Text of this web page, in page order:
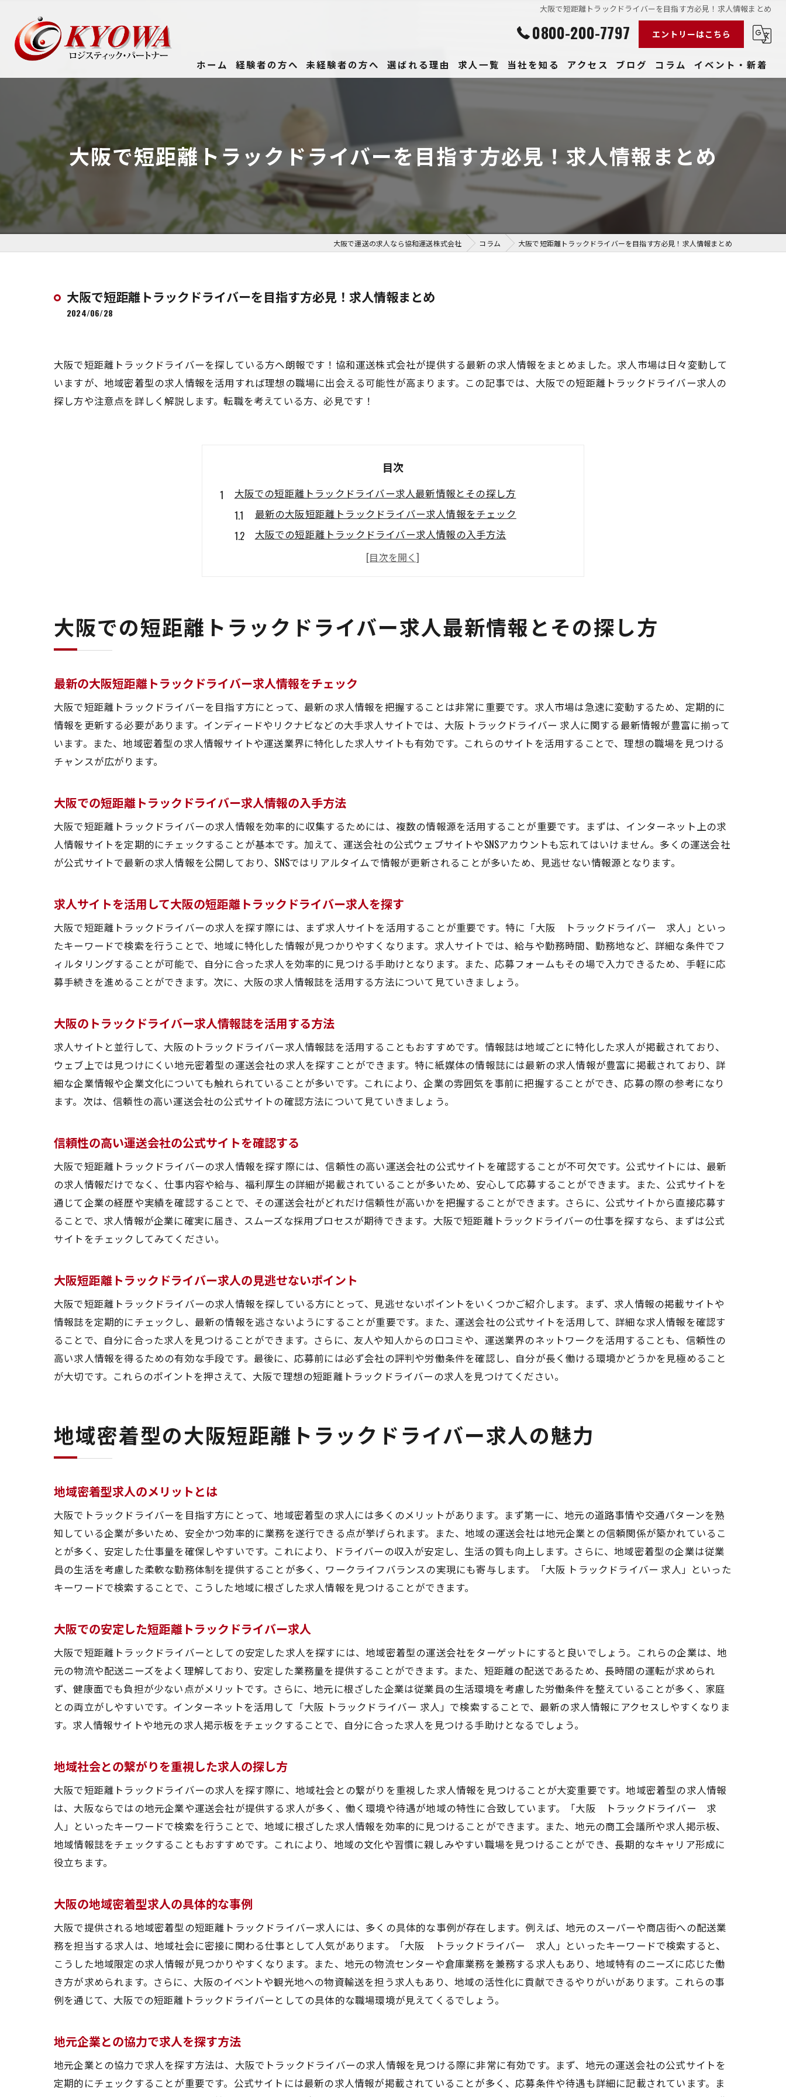
大阪で短距離トラックドライバーを目指す方必見！求人情報まとめ
0800-200-7797 エントリーはこちら
ホーム 経験者の方へ 未経験者の方へ 選ばれる理由 求人一覧 当社を知る
高収入
アクセス ブログ コラム イベント・新着
大阪で短距離トラックドライバーを目指す方必見！求人情報まとめ
大阪で運送の求人なら協和運送株式会社 コラム 大阪で短距離トラックドライバーを目指す方必見！求人情報まとめ
大阪で短距離トラックドライバーを目指す方必見！求人情報まとめ
2024/06/28
大阪で短距離トラックドライバーを探している方へ朗報です！協和運送株式会社が提供する最新の求人情報をまとめました。求人市場は日々変動して
いますが、地域密着型の求人情報を活用すれば理想の職場に出会える可能性が高まります。この記事では、大阪での短距離トラックドライバー求人の
探し方や注意点を詳しく解説します。転職を考えている方、必見です！
目次
大阪での短距離トラックドライバー求人最新情報とその探し方
最新の大阪短距離トラックドライバー求人情報をチェック
大阪での短距離トラックドライバー求人情報の入手方法
求人サイトを活用して大阪の短距離トラックドライバー求人を探す
大阪短距離トラックドライバー求人の見逃せないポイント
地域密着型の大阪短距離トラックドライバー求人の魅力
大阪での安定した短距離トラックドライバー求人
大阪の地域密着型求人の具体的な事例
地元企業との協力で求人を探す方法
効率的な求人情報の探し方
大阪の運送会社とのネットワークを活用する
インターネット上の口コミやレビューを参考にする
求人募集期間のタイミングを見逃さない方法
大阪短距離トラックドライバー求人での面接対策
大阪の短距離トラックドライバー求人市場の現状と今後の展望
現在の大阪短距離トラックドライバー求人動向
大阪における求人市場の変化
今後の短距離トラックドライバー求人市場の予測
求人市場の変化に対応するための準備
短距離トラックドライバー求人の将来性
大阪で短距離トラックドライバーになるための求人探しのポイント
自分に合った求人を見つけるための基本
大阪短距離トラックドライバー求人の応募方法
希望条件を明確にするための方法
大阪の求人市場での競争力を高めるポイント
自分に合った運送会社を見つけるコツ
最新の大阪短距離トラックドライバー求人情報をチェックしよう
最新の求人情報を見逃さない方法
求人サイトの最新情報を活用する
新しい求人情報を定期的にチェックするコツ
求人情報のアップデートを見逃さないために
大阪で短距離トラックドライバー求人を探す際の注意点
求人情報の信頼性を見極める方法
面接時に注意すべき点
理想の職場を見つけるためのステップ
大阪での短距離トラックドライバー求人の活用方法
自分に合った求人を見つけるための具体的な方法
面接で自分をアピールするためのポイント
大阪での短距離トラックドライバー求人最新情報とその探し方
最新の大阪短距離トラックドライバー求人情報をチェック
大阪で短距離トラックドライバーを目指す方にとって、最新の求人情報を把握することは非常に重要です。求人市場は急速に変動するため、定期的に
情報を更新する必要があります。インディードやリクナビなどの大手求人サイトでは、大阪 トラックドライバー 求人に関する最新情報が豊富に揃って
います。また、地域密着型の求人情報サイトや運送業界に特化した求人サイトも有効です。これらのサイトを活用することで、理想の職場を見つける
チャンスが広がります。
大阪での短距離トラックドライバー求人情報の入手方法
大阪で短距離トラックドライバーの求人情報を効率的に収集するためには、複数の情報源を活用することが重要です。まずは、インターネット上の求
人情報サイトを定期的にチェックすることが基本です。加えて、運送会社の公式ウェブサイトやSNSアカウントも忘れてはいけません。多くの運送会社
が公式サイトで最新の求人情報を公開しており、SNSではリアルタイムで情報が更新されることが多いため、見逃せない情報源となります。
求人サイトを活用して大阪の短距離トラックドライバー求人を探す
大阪で短距離トラックドライバーの求人を探す際には、まず求人サイトを活用することが重要です。特に「大阪 トラックドライバー 求人」といっ
たキーワードで検索を行うことで、地域に特化した情報が見つかりやすくなります。求人サイトでは、給与や勤務時間、勤務地など、詳細な条件でフ
ィルタリングすることが可能で、自分に合った求人を効率的に見つける手助けとなります。また、応募フォームもその場で入力できるため、手軽に応
募手続きを進めることができます。次に、大阪の求人情報誌を活用する方法について見ていきましょう。
大阪のトラックドライバー求人情報誌を活用する方法
求人サイトと並行して、大阪のトラックドライバー求人情報誌を活用することもおすすめです。情報誌は地域ごとに特化した求人が掲載されており、
ウェブ上では見つけにくい地元密着型の運送会社の求人を探すことができます。特に紙媒体の情報誌には最新の求人情報が豊富に掲載されており、詳
細な企業情報や企業文化についても触れられていることが多いです。これにより、企業の雰囲気を事前に把握することができ、応募の際の参考になり
ます。次は、信頼性の高い運送会社の公式サイトの確認方法について見ていきましょう。
信頼性の高い運送会社の公式サイトを確認する
大阪で短距離トラックドライバーの求人情報を探す際には、信頼性の高い運送会社の公式サイトを確認することが不可欠です。公式サイトには、最新
の求人情報だけでなく、仕事内容や給与、福利厚生の詳細が掲載されていることが多いため、安心して応募することができます。また、公式サイトを
通じて企業の経歴や実績を確認することで、その運送会社がどれだけ信頼性が高いかを把握することができます。さらに、公式サイトから直接応募す
ることで、求人情報が企業に確実に届き、スムーズな採用プロセスが期待できます。大阪で短距離トラックドライバーの仕事を探すなら、まずは公式
サイトをチェックしてみてください。
大阪短距離トラックドライバー求人の見逃せないポイント
大阪で短距離トラックドライバーの求人情報を探している方にとって、見逃せないポイントをいくつかご紹介します。まず、求人情報の掲載サイトや
情報誌を定期的にチェックし、最新の情報を逃さないようにすることが重要です。また、運送会社の公式サイトを活用して、詳細な求人情報を確認す
ることで、自分に合った求人を見つけることができます。さらに、友人や知人からの口コミや、運送業界のネットワークを活用することも、信頼性の
高い求人情報を得るための有効な手段です。最後に、応募前には必ず会社の評判や労働条件を確認し、自分が長く働ける環境かどうかを見極めること
が大切です。これらのポイントを押さえて、大阪で理想の短距離トラックドライバーの求人を見つけてください。
地域密着型の大阪短距離トラックドライバー求人の魅力
地域密着型求人のメリットとは
大阪でトラックドライバーを目指す方にとって、地域密着型の求人には多くのメリットがあります。まず第一に、地元の道路事情や交通パターンを熟
知している企業が多いため、安全かつ効率的に業務を遂行できる点が挙げられます。また、地域の運送会社は地元企業との信頼関係が築かれているこ
とが多く、安定した仕事量を確保しやすいです。これにより、ドライバーの収入が安定し、生活の質も向上します。さらに、地域密着型の企業は従業
員の生活を考慮した柔軟な勤務体制を提供することが多く、ワークライフバランスの実現にも寄与します。「大阪 トラックドライバー 求人」といった
キーワードで検索することで、こうした地域に根ざした求人情報を見つけることができます。
大阪での安定した短距離トラックドライバー求人
大阪で短距離トラックドライバーとしての安定した求人を探すには、地域密着型の運送会社をターゲットにすると良いでしょう。これらの企業は、地
元の物流や配送ニーズをよく理解しており、安定した業務量を提供することができます。また、短距離の配送であるため、長時間の運転が求められ
ず、健康面でも負担が少ない点がメリットです。さらに、地元に根ざした企業は従業員の生活環境を考慮した労働条件を整えていることが多く、家庭
との両立がしやすいです。インターネットを活用して「大阪 トラックドライバー 求人」で検索することで、最新の求人情報にアクセスしやすくなりま
す。求人情報サイトや地元の求人掲示板をチェックすることで、自分に合った求人を見つける手助けとなるでしょう。
地域社会との繋がりを重視した求人の探し方
大阪で短距離トラックドライバーの求人を探す際に、地域社会との繋がりを重視した求人情報を見つけることが大変重要です。地域密着型の求人情報
は、大阪ならではの地元企業や運送会社が提供する求人が多く、働く環境や待遇が地域の特性に合致しています。「大阪 トラックドライバー 求
人」といったキーワードで検索を行うことで、地域に根ざした求人情報を効率的に見つけることができます。また、地元の商工会議所や求人掲示板、
地域情報誌をチェックすることもおすすめです。これにより、地域の文化や習慣に親しみやすい職場を見つけることができ、長期的なキャリア形成に
役立ちます。
大阪の地域密着型求人の具体的な事例
大阪で提供される地域密着型の短距離トラックドライバー求人には、多くの具体的な事例が存在します。例えば、地元のスーパーや商店街への配送業
務を担当する求人は、地域社会に密接に関わる仕事として人気があります。「大阪 トラックドライバー 求人」といったキーワードで検索すると、
こうした地域限定の求人情報が見つかりやすくなります。また、地元の物流センターや倉庫業務を兼務する求人もあり、地域特有のニーズに応じた働
き方が求められます。さらに、大阪のイベントや観光地への物資輸送を担う求人もあり、地域の活性化に貢献できるやりがいがあります。これらの事
例を通じて、大阪での短距離トラックドライバーとしての具体的な職場環境が見えてくるでしょう。
地元企業との協力で求人を探す方法
地元企業との協力で求人を探す方法は、大阪でトラックドライバーの求人情報を見つける際に非常に有効です。まず、地元の運送会社の公式サイトを
定期的にチェックすることが重要です。公式サイトには最新の求人情報が掲載されていることが多く、応募条件や待遇も詳細に記載されています。ま